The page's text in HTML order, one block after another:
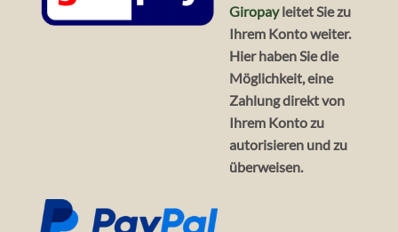
Giropayleitet Sie zu
Ihrem Konto weiter.
Hier haben Sie die
Möglichkeit, eine
Zahlung direkt von
Ihrem Konto zu
autorisieren und zu
überweisen.